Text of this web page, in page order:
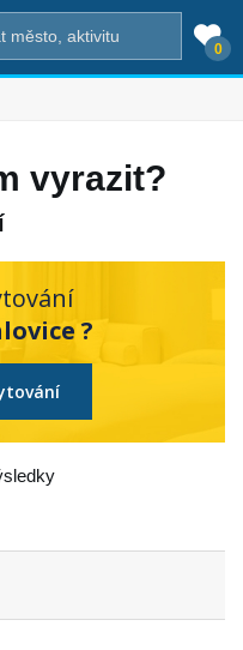
0
vyrazit?
?